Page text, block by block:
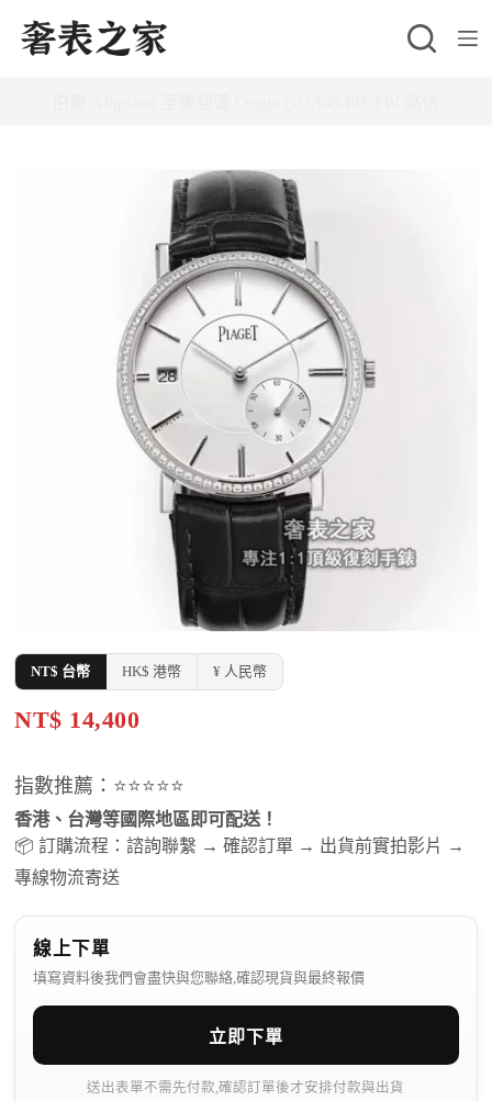
跳
至
NT$ 台幣 HK$ 港幣 ¥ 人民幣
NT$ 14,400
指數推薦：⭐⭐⭐⭐⭐
香港、台灣等國際地區即可配送！
📦 訂購流程：諮詢聯繫 → 確認訂單 → 出貨前實拍影片 →
專線物流寄送
線上下單
填寫資料後我們會盡快與您聯絡,確認現貨與最終報價
立即下單
送出表單不需先付款,確認訂單後才安排付款與出貨